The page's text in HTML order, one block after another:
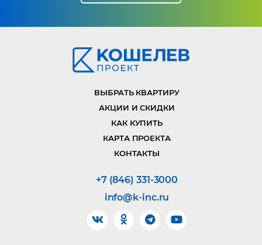
ВЫБРАТЬ КВАРТИРУ
АКЦИИ И СКИДКИ
КАК КУПИТЬ
КАРТА ПРОЕКТА
КОНТАКТЫ
+7 (846) 331-3000
info@k-inc.ru